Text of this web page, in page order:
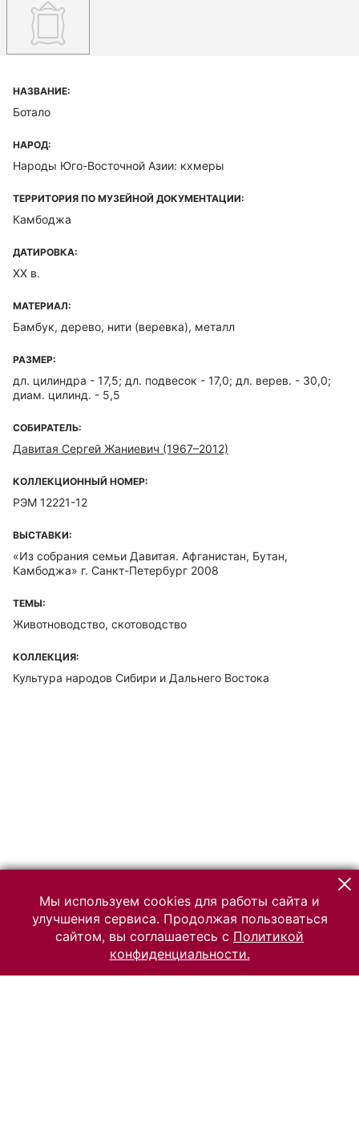
НАЗВАНИЕ:
Ботало
НАРОД:
Народы Юго-Восточной Азии: кхмеры
ТЕРРИТОРИЯ ПО МУЗЕЙНОЙ ДОКУМЕНТАЦИИ:
Камбоджа
ДАТИРОВКА:
XX в.
МАТЕРИАЛ:
Бамбук, дерево, нити (веревка), металл
РАЗМЕР:
дл. цилиндра - 17,5; дл. подвесок - 17,0; дл. верев. - 30,0;
диам. цилинд. - 5,5
СОБИРАТЕЛЬ:
Давитая Сергей Жаниевич (1967–2012)
КОЛЛЕКЦИОННЫЙ НОМЕР:
РЭМ 12221-12
ВЫСТАВКИ:
«Из собрания семьи Давитая. Афганистан, Бутан,
Камбоджа» г. Санкт-Петербург 2008
ТЕМЫ:
Животноводство, скотоводство
КОЛЛЕКЦИЯ:
Культура народов Сибири и Дальнего Востока
Мы используем cookies для работы сайта и
улучшения сервиса. Продолжая пользоваться
сайтом, вы соглашаетесь с Политикой
конфиденциальности.